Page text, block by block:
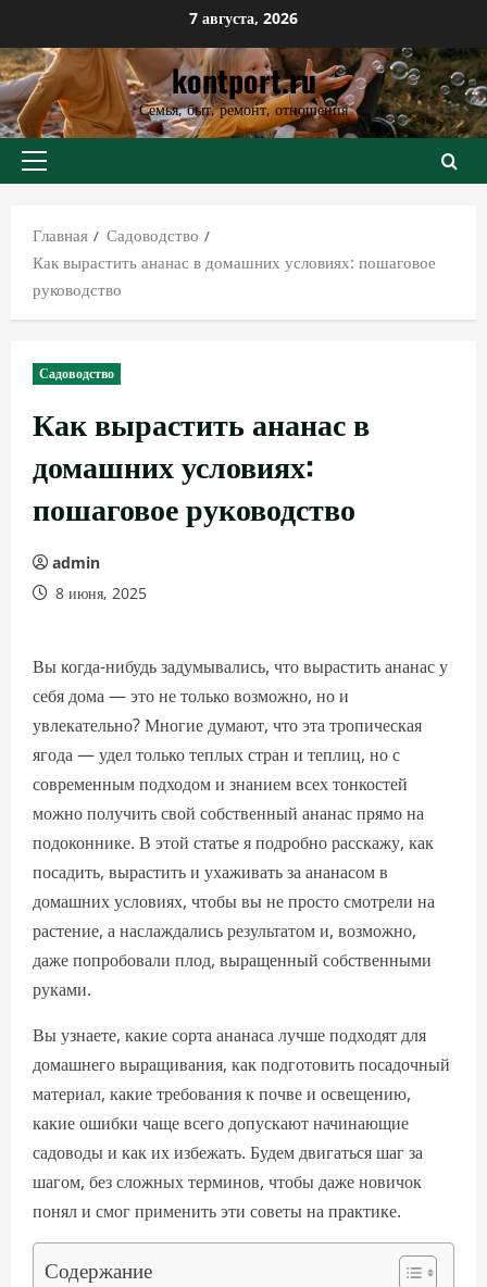
к
содержимому
7 августа, 2026
kontport.ru
Семья, быт, ремонт, отношения
Основное
Главная
Садоводство
Как вырастить ананас в домашних условиях: пошаговое
руководство
Садоводство
Как вырастить ананас в
домашних условиях:
пошаговое руководство
admin
8 июня, 2025
Вы когда-нибудь задумывались, что вырастить ананас у
себя дома — это не только возможно, но и
увлекательно? Многие думают, что эта тропическая
ягода — удел только теплых стран и теплиц, но с
современным подходом и знанием всех тонкостей
можно получить свой собственный ананас прямо на
подоконнике. В этой статье я подробно расскажу, как
посадить, вырастить и ухаживать за ананасом в
домашних условиях, чтобы вы не просто смотрели на
растение, а наслаждались результатом и, возможно,
даже попробовали плод, выращенный собственными
руками.
Вы узнаете, какие сорта ананаса лучше подходят для
домашнего выращивания, как подготовить посадочный
материал, какие требования к почве и освещению,
какие ошибки чаще всего допускают начинающие
садоводы и как их избежать. Будем двигаться шаг за
шагом, без сложных терминов, чтобы даже новичок
понял и смог применить эти советы на практике.
Содержание